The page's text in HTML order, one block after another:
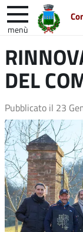
menù
nel
sito
Entra in
DEL
Pubblicato il 23